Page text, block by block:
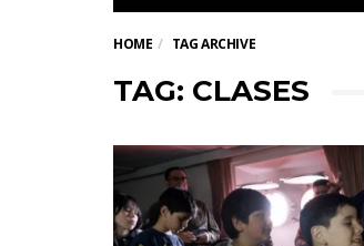
HOME TAG ARCHIVE
TAG: CLASES